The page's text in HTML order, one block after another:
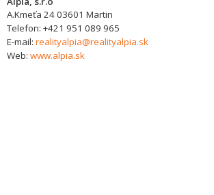
A.Kmeťa 2403601 Martin
Telefon: +421 951 089 965
E-mail: realityalpia@realityalpia.sk
Web: www.alpia.sk